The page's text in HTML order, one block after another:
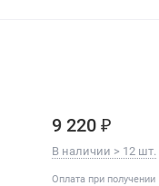
9 220 ₽
В наличии > 12 шт.
Оплата при получении